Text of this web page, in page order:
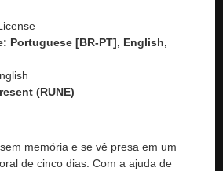
Portuguese [BR-PT], English,
(RUNE)
memória e se vê presa em um
de cinco dias. Com a ajuda de